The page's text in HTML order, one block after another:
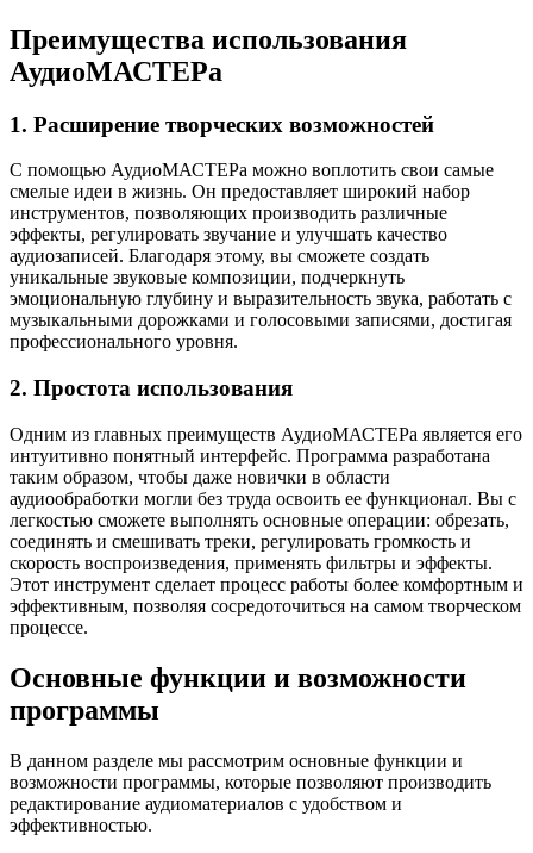
Преимущества использования
АудиоМАСТЕРа
1. Расширение творческих возможностей
С помощью АудиоМАСТЕРа можно воплотить свои самые
смелые идеи в жизнь. Он предоставляет широкий набор
инструментов, позволяющих производить различные
эффекты, регулировать звучание и улучшать качество
аудиозаписей. Благодаря этому, вы сможете создать
уникальные звуковые композиции, подчеркнуть
эмоциональную глубину и выразительность звука, работать с
музыкальными дорожками и голосовыми записями, достигая
профессионального уровня.
2. Простота использования
Одним из главных преимуществ АудиоМАСТЕРа является его
интуитивно понятный интерфейс. Программа разработана
таким образом, чтобы даже новички в области
аудиообработки могли без труда освоить ее функционал. Вы с
легкостью сможете выполнять основные операции: обрезать,
соединять и смешивать треки, регулировать громкость и
скорость воспроизведения, применять фильтры и эффекты.
Этот инструмент сделает процесс работы более комфортным и
эффективным, позволяя сосредоточиться на самом творческом
процессе.
Основные функции и возможности
программы
В данном разделе мы рассмотрим основные функции и
возможности программы, которые позволяют производить
редактирование аудиоматериалов с удобством и
эффективностью.